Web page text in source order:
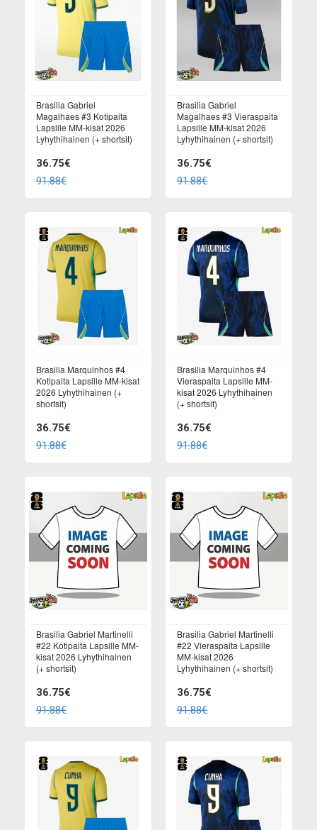
Brasilia Gabriel
Magalhaes #3 Kotipaita
Lapsille MM-kisat 2026
Lyhythihainen (+ shortsit)
36.75€
91.88€
Brasilia Gabriel
Magalhaes #3 Vieraspaita
Lapsille MM-kisat 2026
Lyhythihainen (+ shortsit)
36.75€
91.88€
Brasilia Marquinhos #4
Kotipaita Lapsille MM-kisat
2026 Lyhythihainen (+
shortsit)
36.75€
91.88€
Brasilia Marquinhos #4
Vieraspaita Lapsille MM-
kisat 2026 Lyhythihainen
(+ shortsit)
36.75€
91.88€
Brasilia Gabriel Martinelli
#22 Kotipaita Lapsille MM-
kisat 2026 Lyhythihainen
(+ shortsit)
36.75€
91.88€
Brasilia Gabriel Martinelli
#22 Vieraspaita Lapsille
MM-kisat 2026
Lyhythihainen (+ shortsit)
36.75€
91.88€